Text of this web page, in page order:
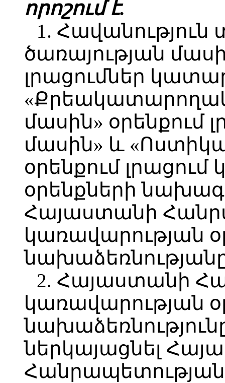
որոշում է.
1. Հավանություն
ծառայության
լրացումներ
մասին» օրենքում
մասին» և
օրենքում
օրենքների
Հայաստանի
կառավարության
2. Հայաստանի
կառավարության
ներկայացնել
Հանրապետության